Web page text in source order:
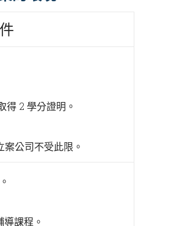
得 2 學分證明。
公司不受此限。
課程。